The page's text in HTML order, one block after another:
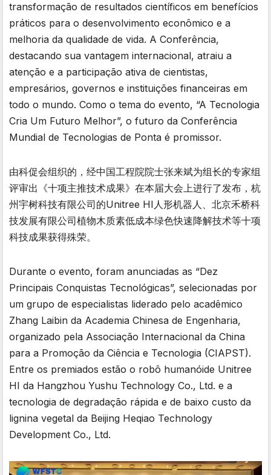
transformação de resultados científicos em benefícios
práticos para o desenvolvimento econômico e a
melhoria da qualidade de vida. A Conferência,
destacando sua vantagem internacional, atraiu a
atenção e a participação ativa de cientistas,
empresários, governos e instituições financeiras em
todo o mundo. Como o tema do evento, “A Tecnologia
Cria Um Futuro Melhor”, o futuro da Conferência
Mundial de Tecnologias de Ponta é promissor.
由科促会组织的，经中国工程院院士张来斌为组长的专家组
评审出《十项主推技术成果》在本届大会上进行了发布，杭
州宇树科技有限公司的Unitree HI人形机器人、北京禾桥科
技发展有限公司植物木质素低成本绿色快速降解技术等十项
科技成果获得殊荣。
Durante o evento, foram anunciadas as “Dez
Principais Conquistas Tecnológicas”, selecionadas por
um grupo de especialistas liderado pelo acadêmico
Zhang Laibin da Academia Chinesa de Engenharia,
organizado pela Associação Internacional da China
para a Promoção da Ciência e Tecnologia (CIAPST).
Entre os premiados estão o robô humanóide Unitree
HI da Hangzhou Yushu Technology Co., Ltd. e a
tecnologia de degradação rápida e de baixo custo da
lignina vegetal da Beijing Heqiao Technology
Development Co., Ltd.